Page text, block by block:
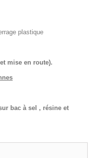
plastique
mise en route).
bac à sel , résine et